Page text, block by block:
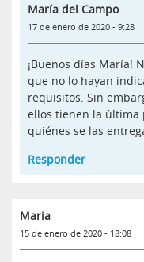
María del Campo
17 de enero de 2020 - 9:28
¡Buenos días María!
que no lo hayan
requisitos. Sin
ellos tienen la última
quiénes se las
Responder
Maria
15 de enero de 2020 - 18:08